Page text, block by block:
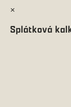
×
Splátková